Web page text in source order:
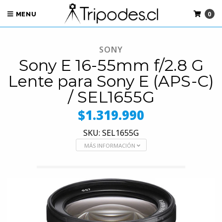
MENU 0
SONY
Sony E 16-55mm f/2.8 G
Lente para Sony E (APS-C)
/ SEL1655G
$1.319.990
SKU: SEL1655G
MÁS INFORMACIÓN